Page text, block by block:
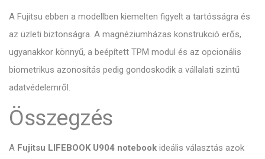
A Fujitsu ebben a modellben kiemelten figyelt a tartósságra és
az üzleti biztonságra. A magnéziumházas konstrukció erős,
ugyanakkor könnyű, a beépített TPM modul és az opcionális
biometrikus azonosítás pedig gondoskodik a vállalati szintű
adatvédelemről.
Összegzés
A Fujitsu LIFEBOOK U904 notebook ideális választás azok